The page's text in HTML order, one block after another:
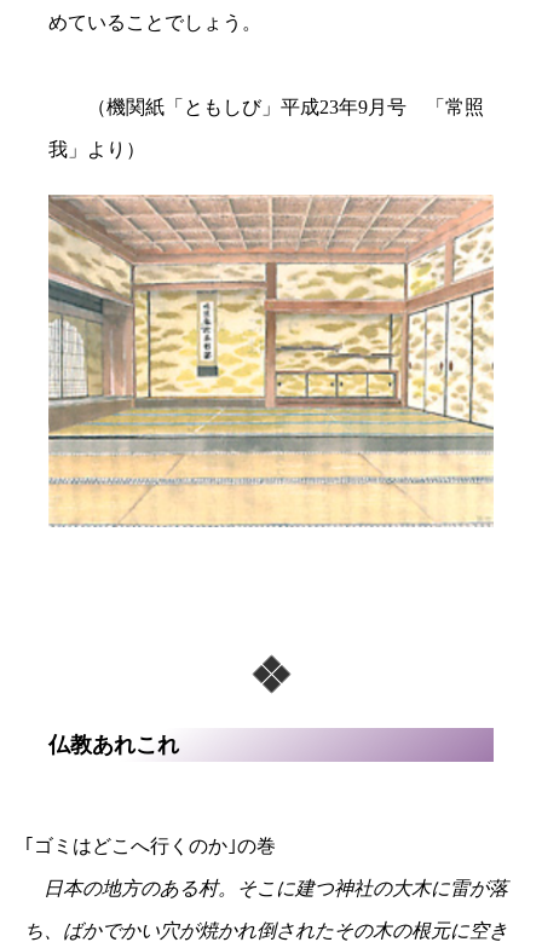
めていることでしょう。
（機関紙「ともしび」平成23年9月号 「常照
我」より）
仏教あれこれ
｢ゴミはどこへ行くのか｣の巻
日本の地方のある村。そこに建つ神社の大木に雷が落
ち、ばかでかい穴が焼かれ倒されたその木の根元に空き